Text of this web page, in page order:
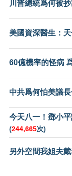
川普總統爲何被
美國資深醫生：
60億機率的怪病
中共爲何怕美議
今天八一！鄧小
(244,665次)
另外空間我姐夫